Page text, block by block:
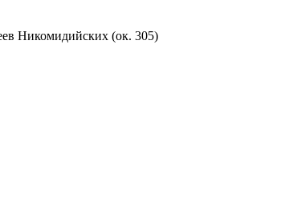
Никомидийских (ок. 305)